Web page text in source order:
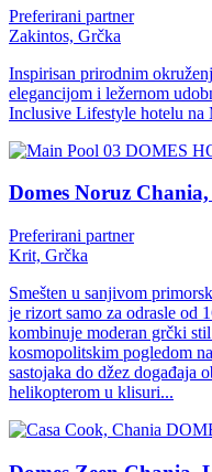
Preferirani partner
Zakintos, Grčka
Inspirisan prirodnim
elegancijom i ležernom
Inclusive Lifestyle hotelu na
DOMES
Domes Noruz
Preferirani partner
Krit, Grčka
Smešten u sanjivom
je rizort samo za odrasle od
kombinuje moderan grčki
kosmopolitskim pogledom
sastojaka do džez događaja
helikopterom u klisuri...